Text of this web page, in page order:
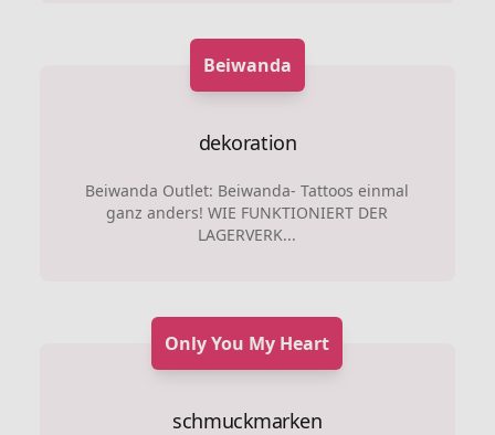
Beiwanda
dekoration
Beiwanda Outlet: Beiwanda- Tattoos einmal
ganz anders! WIE FUNKTIONIERT DER
LAGERVERK...
Only You My Heart
schmuckmarken